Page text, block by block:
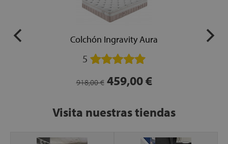
Colchón Ingravity Aura
5
918,00 € 459,00 €
Visita nuestras tiendas